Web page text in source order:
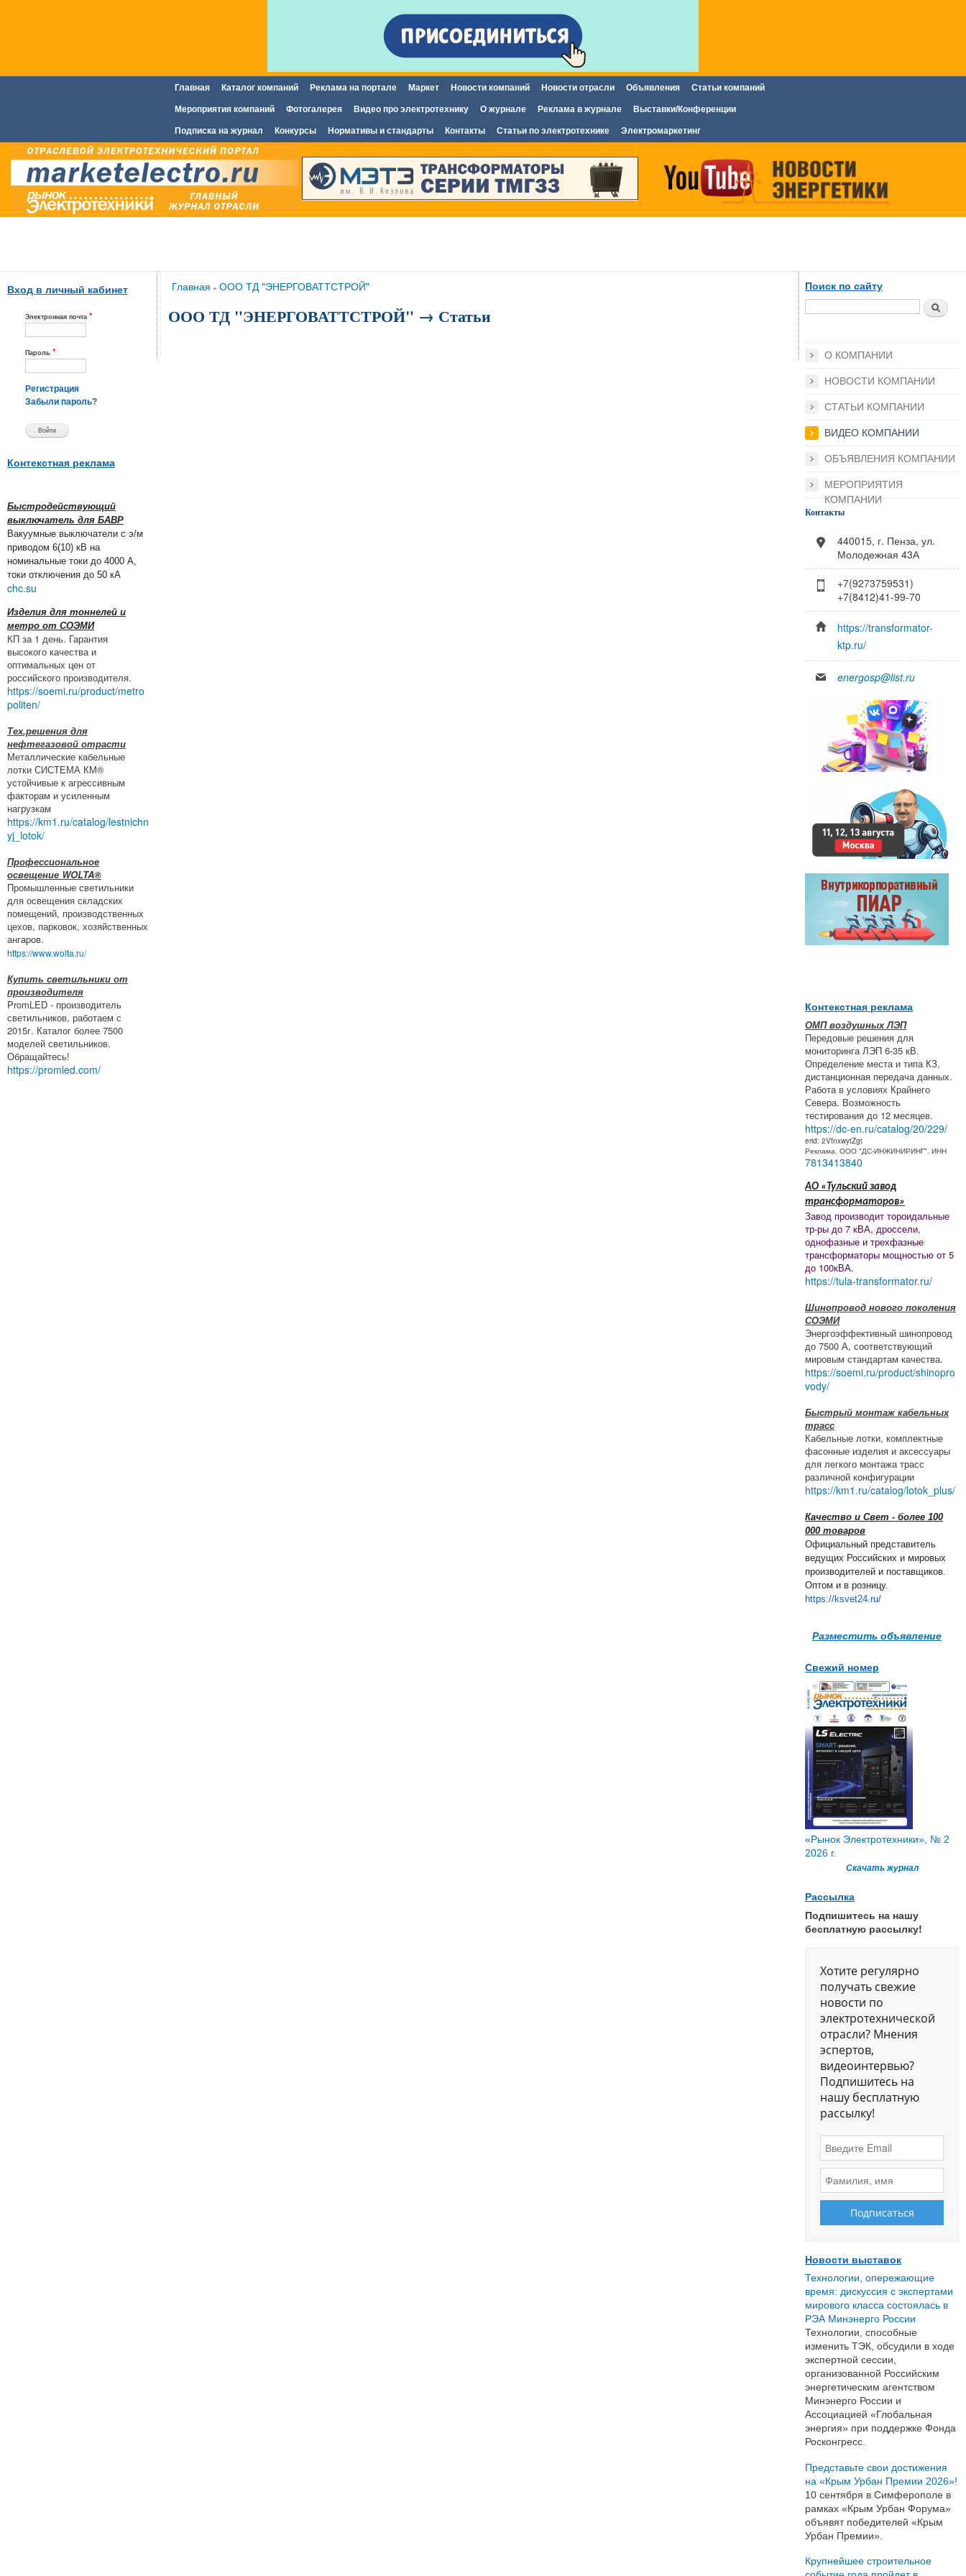
содержанию
Главное меню
Главная Каталог компаний Реклама на портале Маркет Новости компаний Новости отрасли Объявления Статьи компаний
Мероприятия компаний Фотогалерея Видео про электротехнику О журнале Реклама в журнале Выставки/Конференции
Подписка на журнал Конкурсы Нормативы и стандарты Контакты Статьи по электротехнике Электромаркетинг
Вход в личный кабинет
Электронная почта *
Пароль *
Регистрация
Забыли пароль?
Контекстная реклама
Быстродействующий
выключатель для БАВР
Вакуумные выключатели с э/м
приводом 6(10) кВ на
номинальные токи до 4000 А,
токи отключения до 50 кА
chc.su
Изделия для тоннелей и
метро от СОЭМИ
КП за 1 день. Гарантия
высокого качества и
оптимальных цен от
российского производителя.
https://soemi.ru/product/metro
politen/
Тех.решения для
нефтегазовой отрасти
Металлические кабельные
лотки СИСТЕМА КМ®
устойчивые к агрессивным
факторам и усиленным
нагрузкам
https://km1.ru/catalog/lestnichn
yj_lotok/
Профессиональное
освещение WOLTA®
Промышленные светильники
для освещения складских
помещений, производственных
цехов, парковок, хозяйственных
ангаров.
https://www.wolta.ru/
Купить светильники от
производителя
PromLED - производитель
светильников, работаем с
2015г. Каталог более 7500
моделей светильников.
Обращайтесь!
https://promled.com/
Вы здесь
Главная » ООО ТД "ЭНЕРГОВАТТСТРОЙ"
ООО ТД "ЭНЕРГОВАТТСТРОЙ" → Статьи
Поиск по сайту
Поиск
О КОМПАНИИ
НОВОСТИ КОМПАНИИ
СТАТЬИ КОМПАНИИ
ВИДЕО КОМПАНИИ
ОБЪЯВЛЕНИЯ КОМПАНИИ
МЕРОПРИЯТИЯ
КОМПАНИИ
Контакты
440015, г. Пенза, ул.
Молодежная 43А
+7(9273759531)
+7(8412)41-99-70
https://transformator-
ktp.ru/
energosp@list.ru
Контекстная реклама
ОМП воздушных ЛЭП
Передовые решения для
мониторинга ЛЭП 6-35 кВ.
Определение места и типа КЗ,
дистанционная передача данных.
Работа в условиях Крайнего
Севера. Возможность
тестирования до 12 месяцев.
https://dc-en.ru/catalog/20/229/
erid: 2VfnxwytZgt
Реклама. ООО "ДС-ИНЖИНИРИНГ". ИНН
7813413840
АО «Тульский завод
трансформаторов»
Завод производит тороидальные
тр-ры до 7 кВА, дроссели,
однофазные и трехфазные
трансформаторы мощностью от 5
до 100кВА.
https://tula-transformator.ru/
Шинопровод нового поколения
СОЭМИ
Энергоэффективный шинопровод
до 7500 А, соответствующий
мировым стандартам качества.
https://soemi.ru/product/shinopro
vody/
Быстрый монтаж кабельных
трасс
Кабельные лотки, комплектные
фасонные изделия и аксессуары
для легкого монтажа трасс
различной конфигурации
https://km1.ru/catalog/lotok_plus/
Качество и Свет - более 100
000 товаров
Официальный представитель
ведущих Российских и мировых
производителей и поставщиков.
Оптом и в розницу.
https://ksvet24.ru/
Разместить объявление
Свежий номер
«Рынок Электротехники», № 2
2026 г.
Скачать журнал
Рассылка
Подпишитесь на нашу
бесплатную рассылку!
Хотите регулярно
получать свежие
новости по
электротехнической
отрасли? Мнения
эспертов,
видеоинтервью?
Подпишитесь на
нашу бесплатную
рассылку!
Новости выставок
Технологии, опережающие
время: дискуссия с экспертами
мирового класса состоялась в
РЭА Минэнерго России
Технологии, способные
изменить ТЭК, обсудили в ходе
экспертной сессии,
организованной Российским
энергетическим агентством
Минэнерго России и
Ассоциацией «Глобальная
энергия» при поддержке Фонда
Росконгресс.
Представьте свои достижения
на «Крым Урбан Премии 2026»!
10 сентября в Симферополе в
рамках «Крым Урбан Форума»
объявят победителей «Крым
Урбан Премии».
Крупнейшее строительное